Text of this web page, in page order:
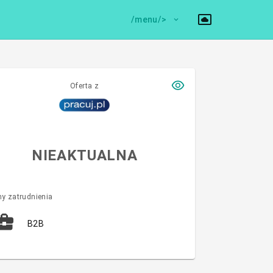
/menu/>
Oferta z
NIEAKTUALNA
zatrudnienia
B2B